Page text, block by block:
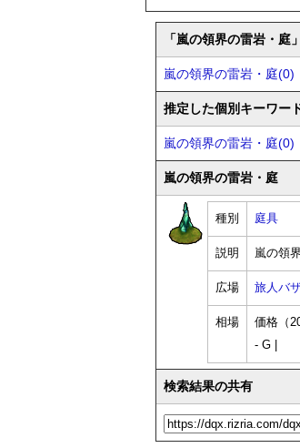
「嵐の領界の雷岩・庭
嵐の領界の雷岩・庭(0)
推定した個別キーワー
嵐の領界の雷岩・庭(0)
嵐の領界の雷岩・庭
種別 庭具
説明 嵐の領
広場 旅人バ
相場
価格（
- G |
検索結果の共有